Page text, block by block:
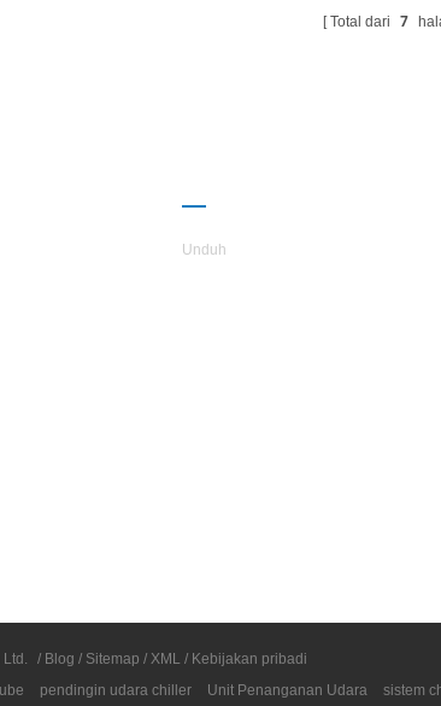
hotel, villa, dll
Total dari 7
Unduh
/ Blog / Sitemap / XML / Kebijakan pribadi
pendingin udara chiller Unit Penanganan Udara sistem